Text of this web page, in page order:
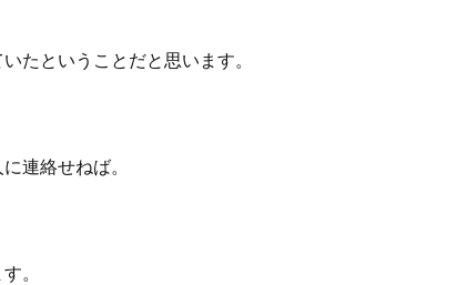
たということだと思います。
連絡せねば。
。